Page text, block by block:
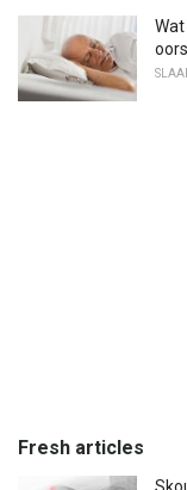
Fresh articles